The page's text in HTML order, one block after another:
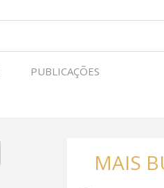
PUBLICAÇÕES
MAIS